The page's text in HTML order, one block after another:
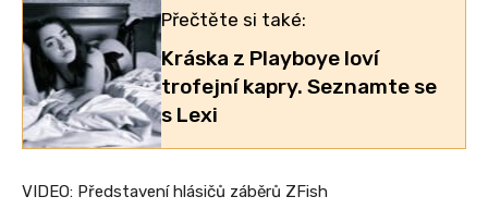
Přečtěte si také:
Kráska z Playboye loví
trofejní kapry. Seznamte se
s Lexi
VIDEO: Představení hlásičů záběrů ZFish